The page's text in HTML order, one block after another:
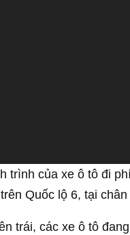
trình của xe ô tô đi
Quốc lộ 6, tại
trái, các xe ô tô